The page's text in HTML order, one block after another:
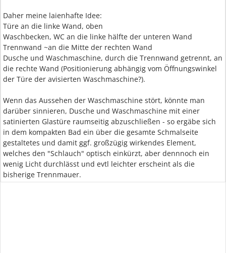
Daher meine laienhafte Idee:
Türe an die linke Wand, oben
Waschbecken, WC an die linke hälfte der unteren Wand
Trennwand ~an die Mitte der rechten Wand
Dusche und Waschmaschine, durch die Trennwand getrennt, an
die rechte Wand (Positionierung abhängig vom Öffnungswinkel
der Türe der avisierten Waschmaschine?).
Wenn das Aussehen der Waschmaschine stört, könnte man
darüber sinnieren, Dusche und Waschmaschine mit einer
satinierten Glastüre raumseitig abzuschließen - so ergäbe sich
in dem kompakten Bad ein über die gesamte Schmalseite
gestaltetes und damit ggf. großzügig wirkendes Element,
welches den "Schlauch" optisch einkürzt, aber dennnoch ein
wenig Licht durchlässt und evtl leichter erscheint als die
bisherige Trennmauer.